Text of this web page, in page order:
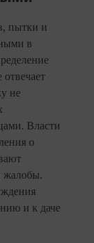
пытки и
в
не
Власти
о
жалобы.
и к даче